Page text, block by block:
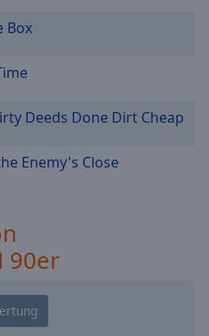
Box
Deeds Done Dirt Cheap
Enemy's Close
90er